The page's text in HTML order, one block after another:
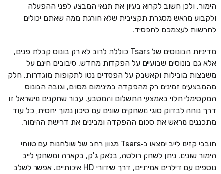
הימור, ולכן חשוב לקרוא בעיון את תנאי המבצע לפני ההפעלה
ולקבוע מראש מסגרת תקציבית שלא חורגת ממה שאתם יכולים
להרשות לעצמכם להפסיד.
מדיניות הבונוסים של Tsars כוללת לרוב לא רק בונוס קבלת פנים,
אלא גם בונוסים שבועיים על הפקדות מחדש, סיבובים חינם על
משבצות מובילות וקאשבק על הפסדים נטו לתקופות מוגדרות. חלק
מהמבצעים זמינים רק מהפקדה במינימום מסוים, וגובה הבונוס
המקסימלי תלוי באמצעי התשלום והמטבע. עבור שחקנים מישראל זו
דרך נוחה לבדוק סוגי משחקים שונים עם סיכון נמוך יחסית, כל עוד
מתכננים מראש את סכום ההפקדה ומבינים את דרישת ההימור.
חובבי קזינו לייב ימצאו ב‑Tsars מגוון רחב של שולחנות עם טווחי
הימור שונים. ניתן לשחק רולטה, בלאק ג'ק, בקארה ומשחקי לייב
נוספים עם דילרים אמיתיים, דרך שידורי HD איכותיים. אפשר לשלב